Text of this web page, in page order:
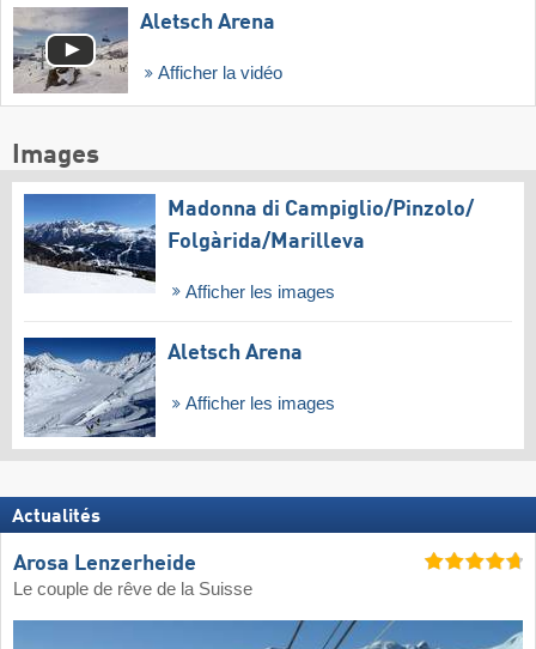
Aletsch Arena
Afficher la vidéo
Images
Madonna di Campiglio/​Pinzolo/​
Folgàrida/​Marilleva
Afficher les images
Aletsch Arena
Afficher les images
Actualités
Arosa Lenzerheide
Le couple de rêve de la Suisse